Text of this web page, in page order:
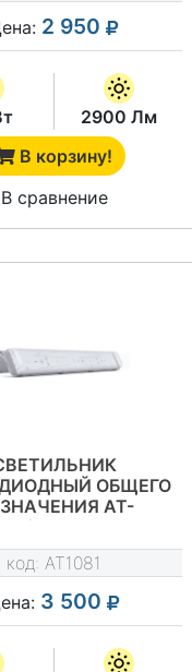
2 950
2900 Лм
В корзину!
В сравнение
ОБЩЕГО
АТ-
42/30 СЕРИЯ АТ-
ССО-42
код: AT1081
3 500